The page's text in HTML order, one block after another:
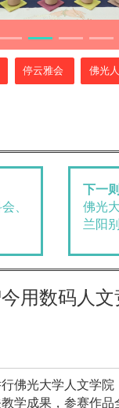
停云雅会 佛光
、
下一则
佛光
兰阳
用数码人文
佛光大学人文学院
学成果，参赛作